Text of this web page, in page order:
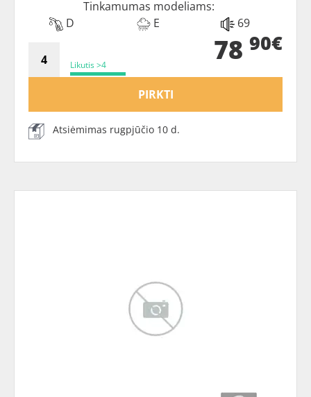
Tinkamumas modeliams:
D
E 69
Likutis >4 78 90€
PIRKTI
Atsiėmimas rugpjūčio 10 d.